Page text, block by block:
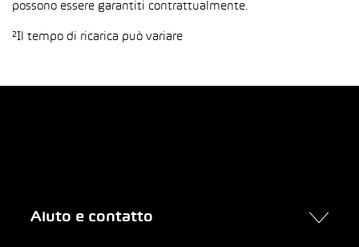
possono essere garantiti contrattualmente.
²Il tempo di ricarica può variare
Aiuto e contatto